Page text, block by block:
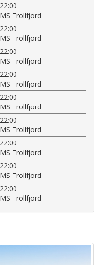
22:00
MS Trollfjord
22:00
MS Trollfjord
22:00
MS Trollfjord
22:00
MS Trollfjord
22:00
MS Trollfjord
22:00
MS Trollfjord
22:00
MS Trollfjord
22:00
MS Trollfjord
22:00
MS Trollfjord